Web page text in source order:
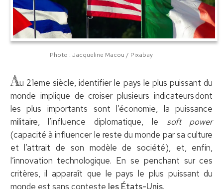
Photo : Jacqueline Macou / Pixabay
Au 21eme siècle, identifier le pays le plus puissant du
monde implique de croiser plusieurs indicateurs dont
les plus importants sont l’économie, la puissance
militaire, l’influence diplomatique, le soft power
(capacité à influencer le reste du monde par sa culture
et l’attrait de son modèle de société), et, enfin,
l’innovation technologique. En se penchant sur ces
critères, il apparaît que le pays le plus puissant du
monde est sans conteste les États-Unis.